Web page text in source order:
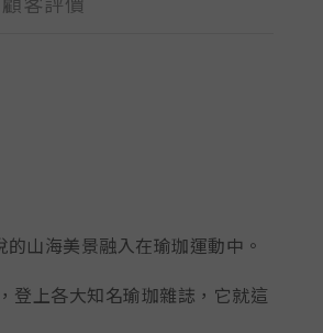
山海美景融入在瑜珈運動中。
登上各大知名瑜珈雜誌，它就這